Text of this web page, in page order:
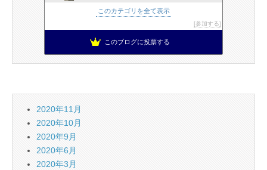
このカテゴリを全て表示
参加する
このブログに投票する
2020年11月
2020年10月
2020年9月
2020年6月
2020年3月